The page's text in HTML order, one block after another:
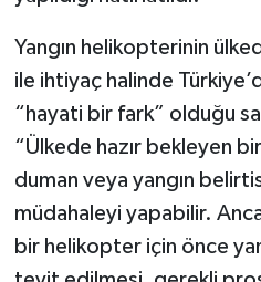
Yangın helikopterinin
ile ihtiyaç halinde
“hayati bir fark” olduğu
“Ülkede hazır bekleyen
duman veya yangın
müdahaleyi yapabilir.
bir helikopter için önce